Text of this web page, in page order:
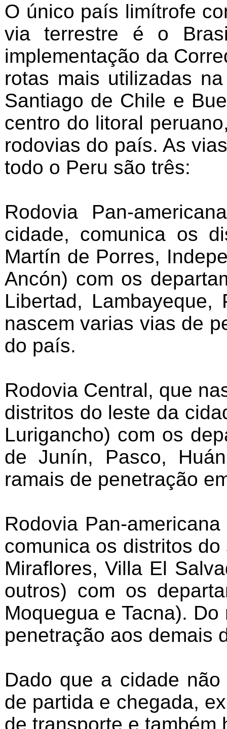
O único país limítrofe
via terrestre é o
implementação da
rotas mais utilizadas
Santiago de Chile e
centro do litoral
rodovias do país. As
todo o Peru são três:
Rodovia Pan-
cidade, comunica os
Martín de Porres,
Ancón) com os
Libertad,
nascem varias vias de
do país.
Rodovia Central, que
distritos do leste da
Lurigancho) com os
de Junín, Pasco,
ramais de penetração
Rodovia Pan-
comunica os distritos
Miraflores, Villa El
outros) com os
Moquegua e Tacna).
penetração aos demais
Dado que a cidade
de partida e chegada,
de transporte e também